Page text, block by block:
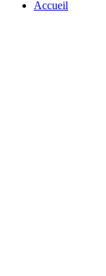
Accueil